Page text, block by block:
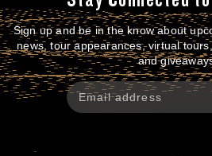
Sign up and be in the know about
news, tour appearances, virtual
and